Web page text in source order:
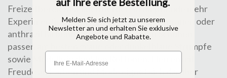
Freizeitbereich ist auch bei der Strumpfmode mehr
Experimentierfreude gefragt. Zu einem grauen oder
anthrazitfarbenen Anzug mit braunen Schuhen
passen am besten graue oder dunkelblaue Strümpfe
sowie Modelle in dunklen Rottönen. Herren mit
Freude an Farben und Mode eignet sich darüber
Melden Sie sich jetzt zu unserem
Newsletter an und erhalten Sie exklusive
Angebote und Rabatte.